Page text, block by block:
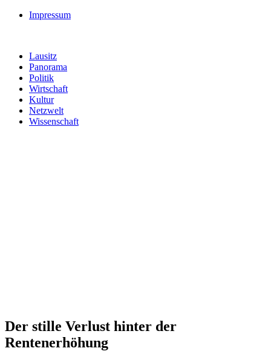
Impressum
Lausitz
Panorama
Politik
Wirtschaft
Kultur
Netzwelt
Wissenschaft
Der stille Verlust hinter der
Rentenerhöhung